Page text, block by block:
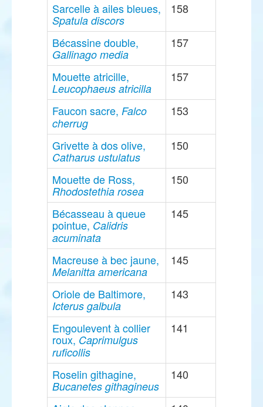
Sarcelle à ailes bleues,
Spatula discors
158
Bécassine double,
Gallinago media
157
Mouette atricille,
Leucophaeus atricilla
157
Faucon sacre, Falco
cherrug
153
Grivette à dos olive,
Catharus ustulatus
150
Mouette de Ross,
Rhodostethia rosea
150
Bécasseau à queue
pointue, Calidris
acuminata
145
Macreuse à bec jaune,
Melanitta americana
145
Oriole de Baltimore,
Icterus galbula
143
Engoulevent à collier
roux, Caprimulgus
ruficollis
141
Roselin githagine,
Bucanetes githagineus
140